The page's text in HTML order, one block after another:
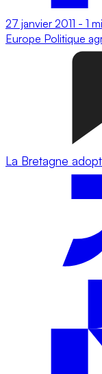
27 janvier 2011 - 1
Europe Politique
La Bretagne